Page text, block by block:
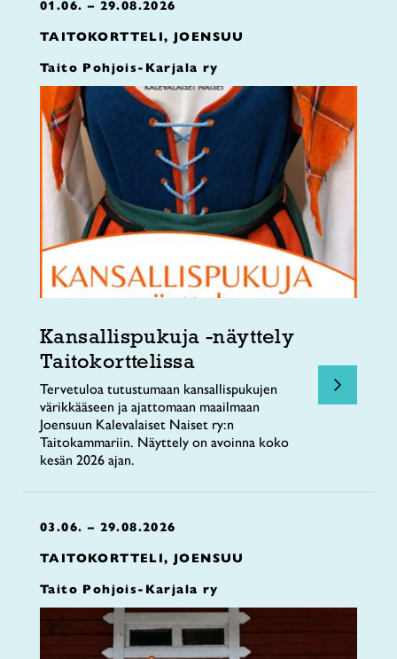
01.06. – 29.08.2026
TAITOKORTTELI, JOENSUU
Taito Pohjois-Karjala ry
Kansallispukuja -näyttely
Taitokorttelissa
Tervetuloa tutustumaan kansallispukujen
värikkääseen ja ajattomaan maailmaan
Joensuun Kalevalaiset Naiset ry:n
Taitokammariin. Näyttely on avoinna koko
kesän 2026 ajan.
03.06. – 29.08.2026
TAITOKORTTELI, JOENSUU
Taito Pohjois-Karjala ry